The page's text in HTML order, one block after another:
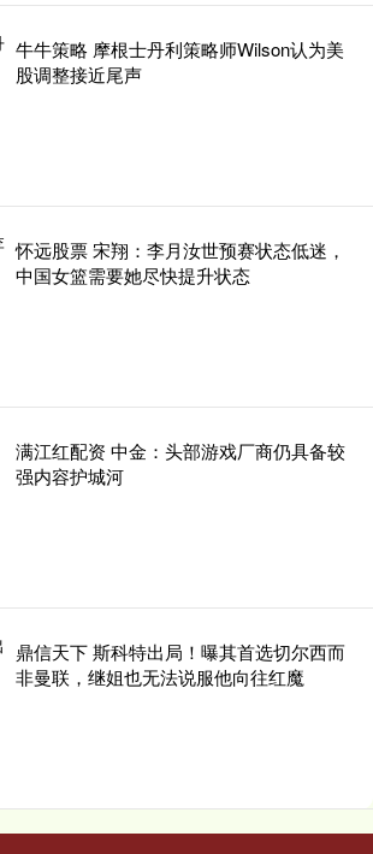
牛牛策略 摩根士丹利策略师Wilson认为美
股调整接近尾声
怀远股票 宋翔：李月汝世预赛状态低迷，
中国女篮需要她尽快提升状态
满江红配资 中金：头部游戏厂商仍具备较
强内容护城河
鼎信天下 斯科特出局！曝其首选切尔西而
非曼联，继姐也无法说服他向往红魔